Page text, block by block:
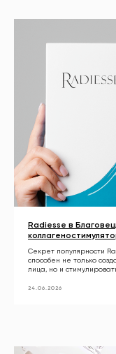
Radiesse в
Секрет популярности
способен не только
лица, но и
24.06.2026